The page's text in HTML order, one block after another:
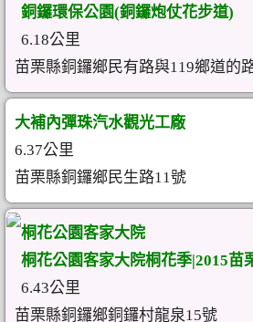
銅鑼環保公園(銅鑼炮仗花步道)
6.18公里
苗栗縣銅鑼鄉民有路與119鄉道的
大補內彈珠汽水觀光工廠
6.37公里
苗栗縣銅鑼鄉民生路11號
桐花公園客家大院
桐花公園客家大院桐花季|2015苗
6.43公里
苗栗縣銅鑼鄉銅鑼村龍泉15號